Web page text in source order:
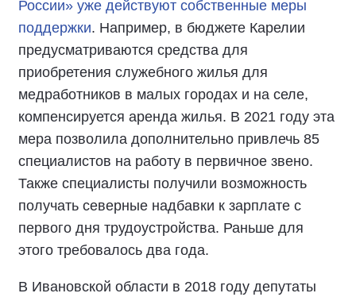
России» уже действуют собственные меры
поддержки. Например, в бюджете Карелии
предусматриваются средства для
приобретения служебного жилья для
медработников в малых городах и на селе,
компенсируется аренда жилья. В 2021 году эта
мера позволила дополнительно привлечь 85
специалистов на работу в первичное звено.
Также специалисты получили возможность
получать северные надбавки к зарплате с
первого дня трудоустройства. Раньше для
этого требовалось два года.
В Ивановской области в 2018 году депутаты